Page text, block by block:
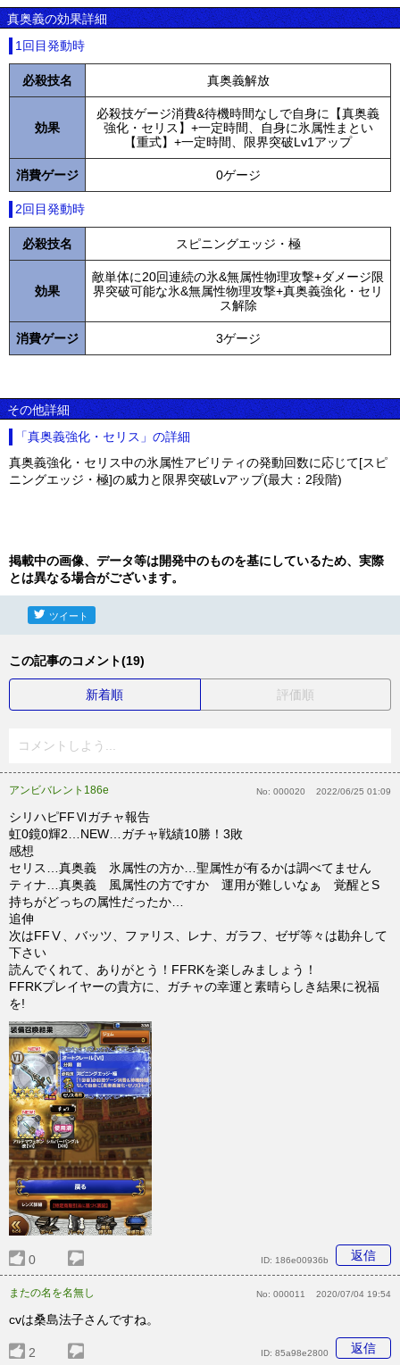
真奥義の効果詳細
1回目発動時
必殺技名 真奥義解放
効果
必殺技ゲージ消費&待機時間なしで自身に【真奥義
強化・セリス】+一定時間、自身に氷属性まとい
【重式】+一定時間、限界突破Lv1アップ
消費ゲージ 0ゲージ
2回目発動時
必殺技名 スピニングエッジ・極
効果
敵単体に20回連続の氷&無属性物理攻撃+ダメージ限
界突破可能な氷&無属性物理攻撃+真奥義強化・セリ
ス解除
消費ゲージ 3ゲージ
その他詳細
「真奥義強化・セリス」の詳細
真奥義強化・セリス中の氷属性アビリティの発動回数に応じて[スピ
ニングエッジ・極]の威力と限界突破Lvアップ(最大：2段階)
掲載中の画像、データ等は開発中のものを基にしているため、実際
とは異なる場合がございます。
ツイート
この記事のコメント(19)
新着順 評価順
コメントしよう...
アンビバレント186e No: 000020 2022/06/25 01:09
シリハピFFⅥガチャ報告
虹0鏡0輝2…NEW…ガチャ戦績10勝！3敗
感想
セリス…真奥義 氷属性の方か…聖属性が有るかは調べてません
ティナ…真奥義 風属性の方ですか 運用が難しいなぁ 覚醒とS
持ちがどっちの属性だったか…
追伸
次はFFⅤ、バッツ、ファリス、レナ、ガラフ、ゼザ等々は勘弁して
下さい
読んでくれて、ありがとう！FFRKを楽しみましょう！
FFRKプレイヤーの貴方に、ガチャの幸運と素晴らしき結果に祝福
を!
0 返信
ID: 186e00936b
またの名を名無し No: 000011 2020/07/04 19:54
cvは桑島法子さんですね。
2 返信
ID: 85a98e2800